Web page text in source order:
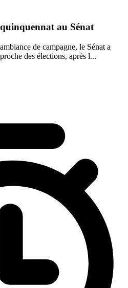
au Sénat
de campagne, le Sénat a
des élections, après l...